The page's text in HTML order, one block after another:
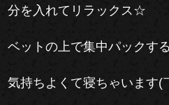
分を入れてリラックス☆
ベットの上で集中パック
気持ちよくて寝ちゃいます(